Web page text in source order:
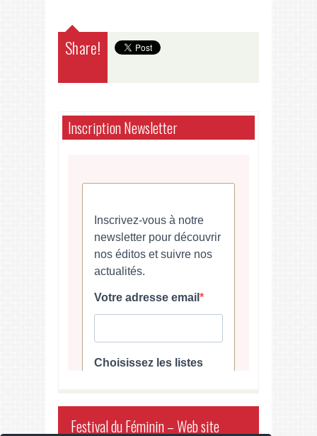
Share!
Inscription Newsletter
Festival du Féminin – Web site